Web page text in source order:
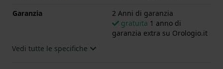
Garanzia
2 Anni di garanzia
gratuita 1 anno di
garanzia extra su Orologio.it
Vedi tutte le specifiche